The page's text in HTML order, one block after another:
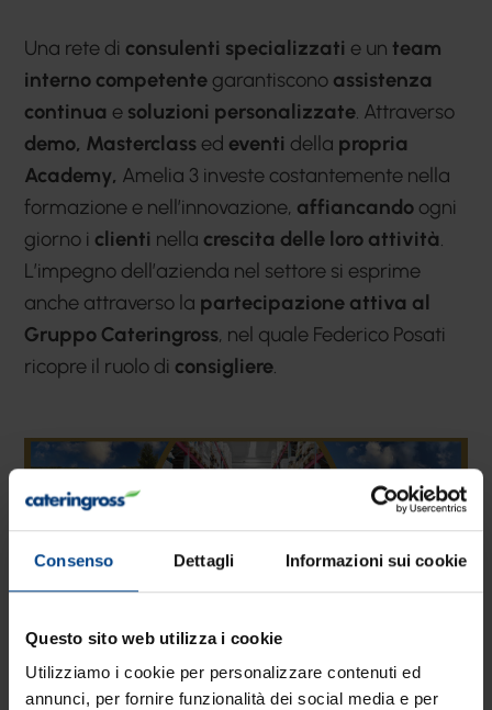
Consenso Dettagli Informazioni sui cookie
Questo sito web utilizza i cookie
Utilizziamo i cookie per personalizzare contenuti ed
annunci, per fornire funzionalità dei social media e per
Una rete di consulenti specializzati e un team
interno competente garantiscono assistenza
continua e soluzioni personalizzate. Attraverso
demo, Masterclass ed eventi della propria
Academy, Amelia 3 investe costantemente nella
formazione e nell’innovazione, affiancando ogni
giorno i clienti nella crescita delle loro attività.
L’impegno dell’azienda nel settore si esprime
anche attraverso la partecipazione attiva al
Gruppo Cateringross, nel quale Federico Posati
ricopre il ruolo di consigliere.